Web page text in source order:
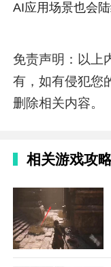
AI应用场景也会
免责声明：以上
有，如有侵犯您
删除相关内容。
相关游戏攻